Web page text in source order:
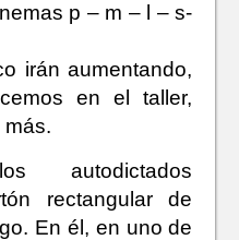
p – m – l – s-
irán aumentando,
en el taller,
autodictados
rectangular de
En él, en uno de